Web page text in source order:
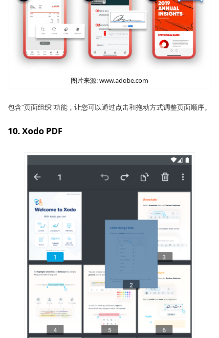
图片来源: www.adobe.com
包含“页面组织”功能，让您可以通过点击和拖动方式调整页面顺序。
10. Xodo PDF